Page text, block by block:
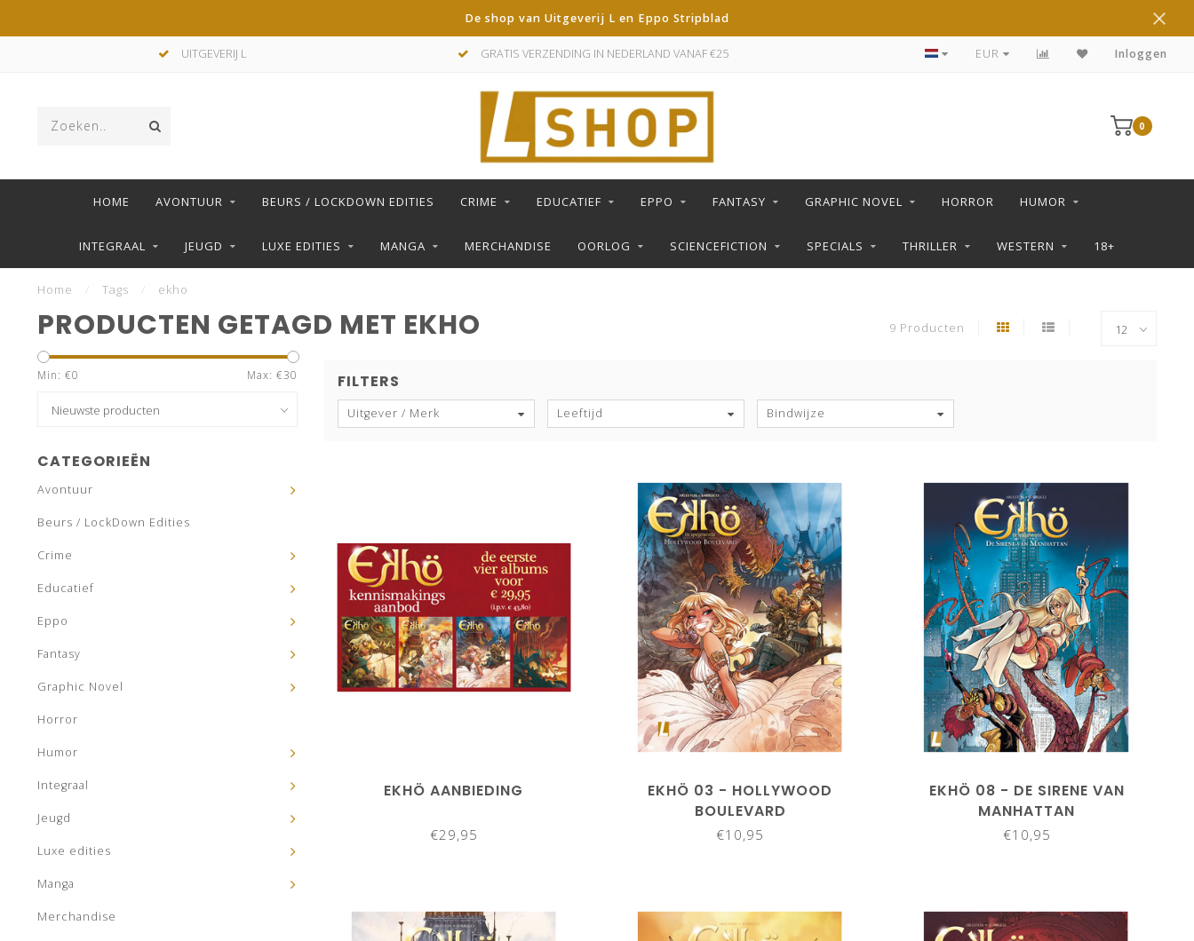
De shop van Uitgeverij L en Eppo Stripblad
UITGEVERIJ L GRATIS VERZENDING IN NEDERLAND VANAF €25 DE LEUKSTE STRIPS KOOP JE IN DE L SHOP
EUR Inloggen
0
HOME AVONTUUR BEURS / LOCKDOWN EDITIES CRIME EDUCATIEF EPPO FANTASY GRAPHIC NOVEL HORROR HUMOR
INTEGRAAL JEUGD LUXE EDITIES MANGA MERCHANDISE OORLOG SCIENCEFICTION SPECIALS THRILLER WESTERN 18+
Home Tags ekho
PRODUCTEN GETAGD MET EKHO 9 Producten
Min: €0 Max: €30
CATEGORIEËN
Avontuur
Beurs / LockDown Edities
Crime
Educatief
Eppo
Fantasy
Graphic Novel
Horror
Humor
Integraal
Jeugd
Luxe edities
Manga
Merchandise
FILTERS
Uitgever / Merk Leeftijd Bindwijze
EKHÖ AANBIEDING
€29,95
EKHÖ 03 - HOLLYWOOD
BOULEVARD
€10,95
EKHÖ 08 - DE SIRENE VAN
MANHATTAN
€10,95